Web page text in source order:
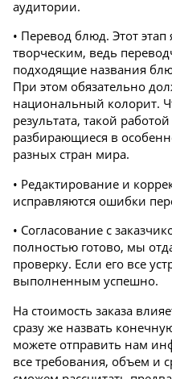
аудитории.
• Перевод блюд. Этот
творческим, ведь
подходящие названия
При этом обязательно
национальный колорит.
результата, такой
разбирающиеся в
разных стран мира.
• Редактирование и
исправляются ошибки
• Согласование с
полностью готово, мы
проверку. Если его все
выполненным успешно.
На стоимость заказа
сразу же назвать
можете отправить нам
все требования, объем и